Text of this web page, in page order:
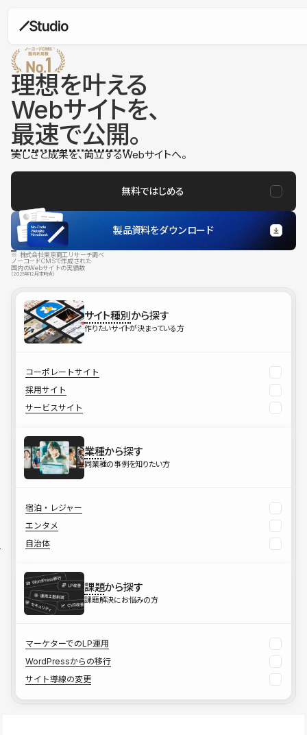
理想を叶える
Webサイトを、
最速で公開。
美しさと成果を、両立するWebサイトへ。
無料ではじめる
製品資料をダウンロード
※ 株式会社東京商工リサーチ調べ
ノーコードCMSで作成された
国内のWebサイトの実績数
（2025年12月末時点）
サイト種別から探す
作りたいサイトが決まっている方
コーポレートサイト
採用サイト
サービスサイト
業種から探す
同業種の事例を知りたい方
宿泊・レジャー
エンタメ
自治体
課題から探す
課題解決にお悩みの方
マーケターでのLP運用
WordPressからの移行
サイト導線の変更